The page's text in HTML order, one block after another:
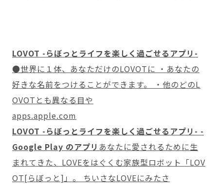
‎LOVOT -らぼっとライフを楽しく過ごせるアプリ-
●世界に１体、あなただけのLOVOTに ・あなたの
好きな名前をつけることができます。 ・他のどのL
OVOTとも異なる目や
apps.apple.com
LOVOT -らぼっとライフを楽しく過ごせるアプリ- -
Google Play のアプリ あなたに愛されるために生
まれてきた、LOVEをはぐくむ家族型ロボット「LOV
OT[らぼっと]」。 ちいさなLOVEにみたさ